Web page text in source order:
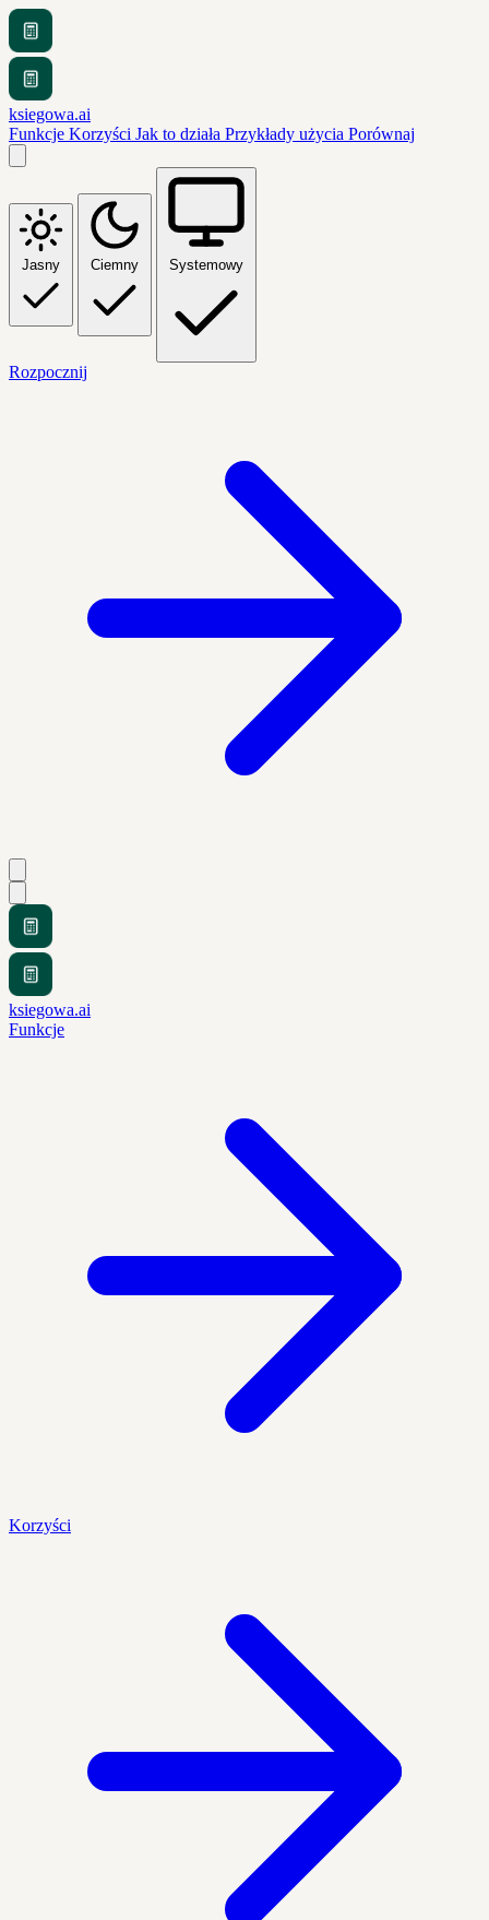
ksiegowa.ai
Funkcje Korzyści Jak to działa Przykłady użycia Porównaj
Jasny Ciemny Systemowy
Rozpocznij
ksiegowa.ai
Funkcje
Korzyści